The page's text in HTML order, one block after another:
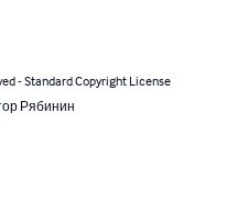
- Standard Copyright License
Рябинин